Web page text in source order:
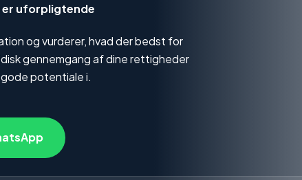
er uforpligtende
og vurderer, hvad der bedst for
gennemgang af dine rettigheder
gode potentiale i.